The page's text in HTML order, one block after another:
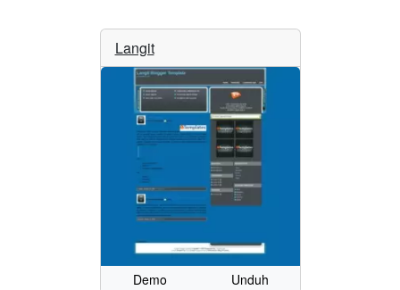
Langit
Demo Unduh